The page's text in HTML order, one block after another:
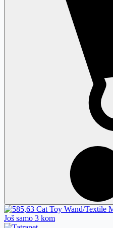
Još samo 3 kom